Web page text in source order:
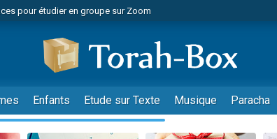
pour étudier en groupe sur Zoom
de nous rejoindre sur WhatsApp
de nous rejoindre sur WhatsApp
viennent de faire un don pour Reloger Rivka, 6 enfants, victime de
de faire un don pour 1 Journée de Vacances Pour les
de demander une bénédiction
Enfants Etude sur Texte Musique Paracha